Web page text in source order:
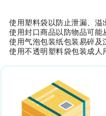
使用塑料袋以防止泄漏、溢
使用封口商品以防物品可能
使用气泡包装纸包装易碎及
使用不透明塑料袋包装成人